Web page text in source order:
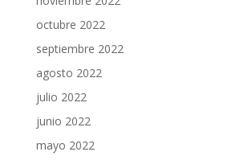
octubre 2022
septiembre 2022
agosto 2022
julio 2022
junio 2022
mayo 2022